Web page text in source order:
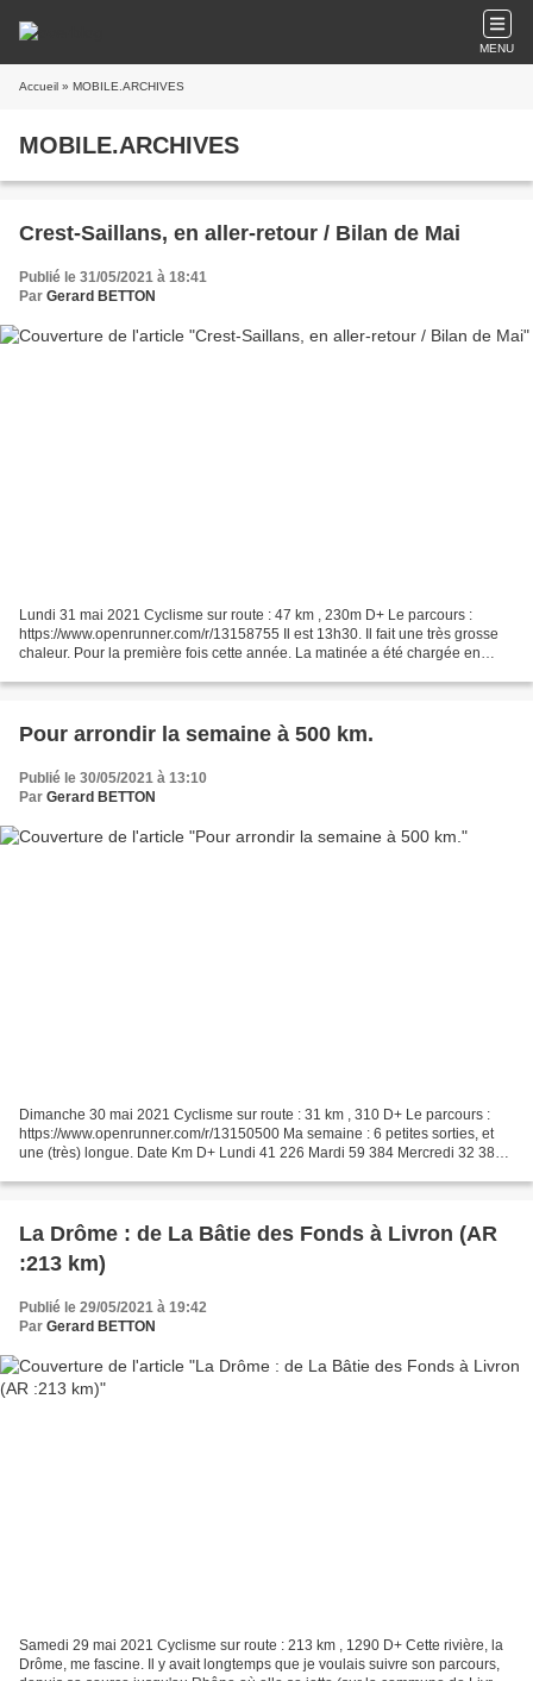
MENU
Accueil » MOBILE.ARCHIVES
MOBILE.ARCHIVES
Crest-Saillans, en aller-retour / Bilan de Mai
Publié le 31/05/2021 à 18:41
Par Gerard BETTON
Lundi 31 mai 2021 Cyclisme sur route : 47 km , 230m D+ Le parcours :
https://www.openrunner.com/r/13158755 Il est 13h30. Il fait une très grosse
chaleur. Pour la première fois cette année. La matinée a été chargée en
Pour arrondir la semaine à 500 km.
Publié le 30/05/2021 à 13:10
Par Gerard BETTON
Dimanche 30 mai 2021 Cyclisme sur route : 31 km , 310 D+ Le parcours :
https://www.openrunner.com/r/13150500 Ma semaine : 6 petites sorties, et
une (très) longue. Date Km D+ Lundi 41 226 Mardi 59 384 Mercredi 32 381
La Drôme : de La Bâtie des Fonds à Livron (AR
:213 km)
Publié le 29/05/2021 à 19:42
Par Gerard BETTON
Samedi 29 mai 2021 Cyclisme sur route : 213 km , 1290 D+ Cette rivière, la
Drôme, me fascine. Il y avait longtemps que je voulais suivre son parcours,